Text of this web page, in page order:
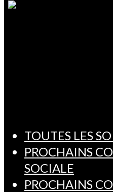
TOUTES LES
PROCHAINS
SOCIALE
PROCHAINS